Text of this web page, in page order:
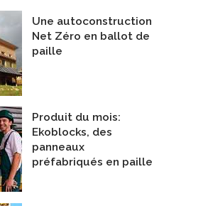
Une autoconstruction
Net Zéro en ballot de
paille
Produit du mois:
Ekoblocks, des
panneaux
préfabriqués en paille